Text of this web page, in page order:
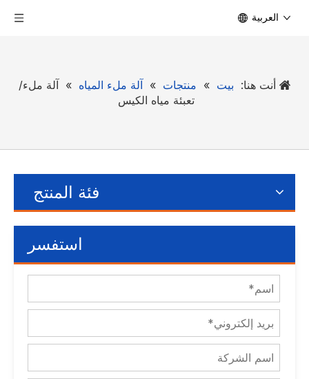
العربية
أنت هنا: بيت » منتجات » آلة ملء المياه » آلة ملء/
تعبئة مياه الكيس
فئة المنتج
استفسر